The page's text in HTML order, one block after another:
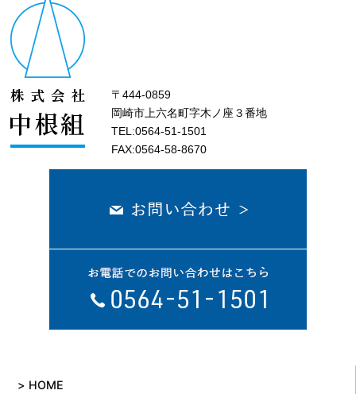
〒444-0859
岡崎市上六名町字木ノ座３番地
TEL:0564-51-1501
FAX:0564-58-8670
HOME